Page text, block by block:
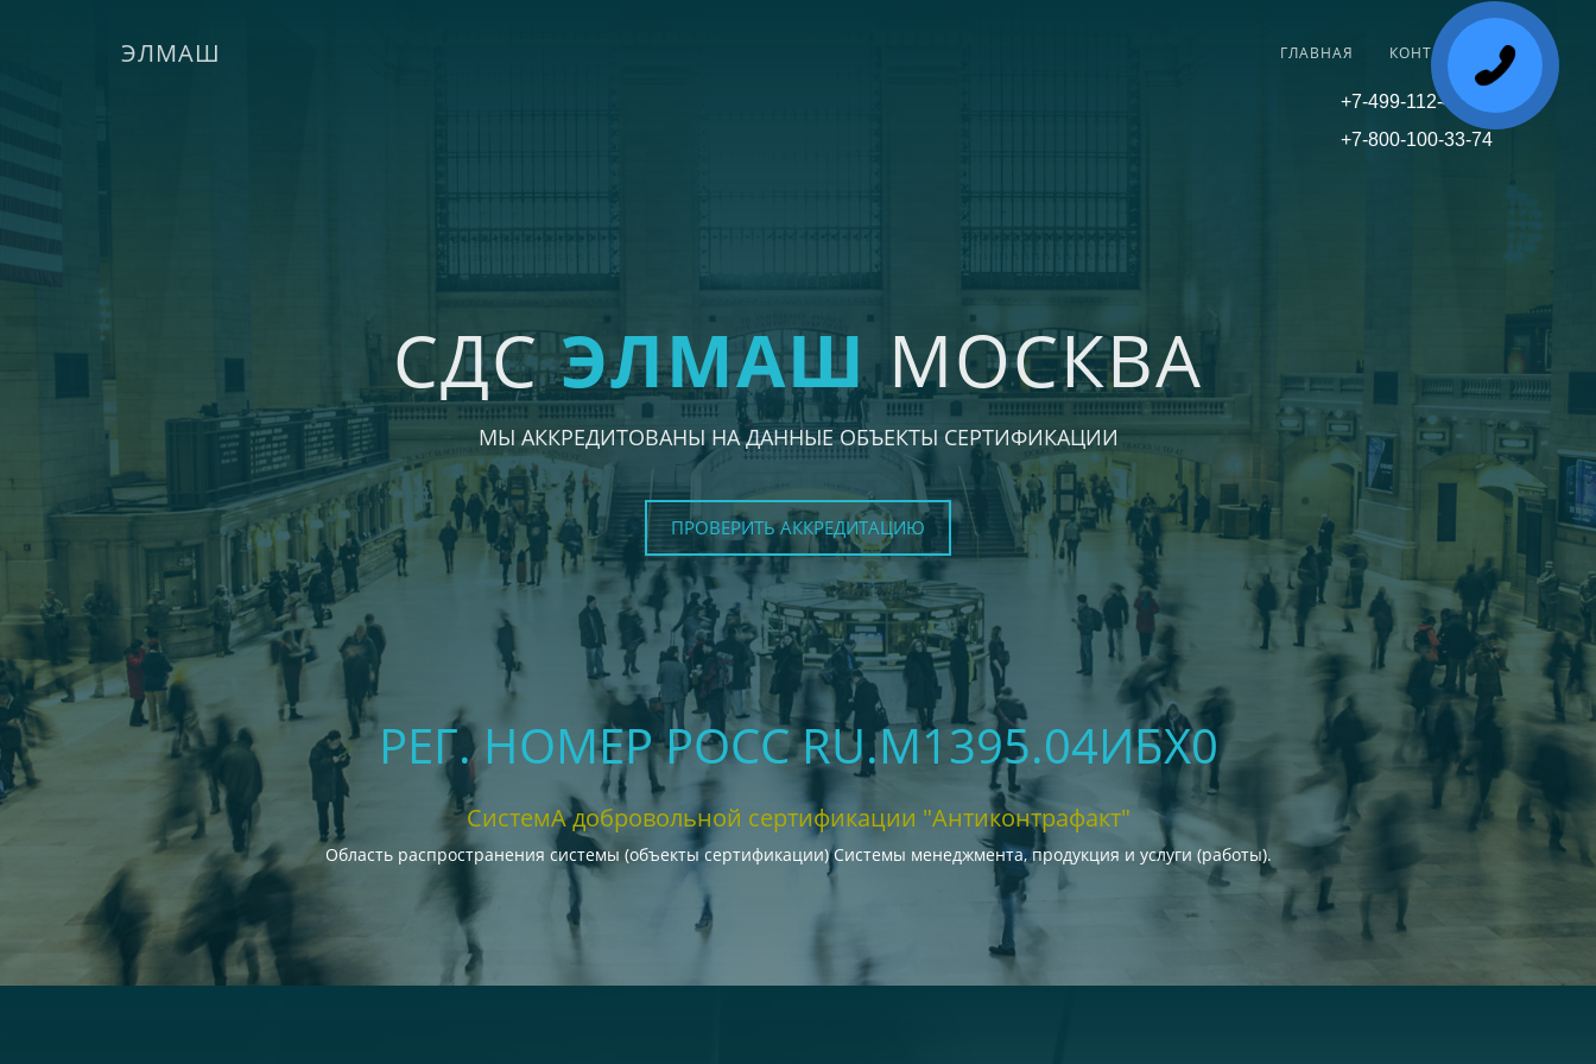
ЭЛМАШ ГЛАВНАЯ КОНТАКТЫ
СДСЭЛМАШМОСКВА
МЫ АККРЕДИТОВАНЫ НА ДАННЫЕ ОБЪЕКТЫ СЕРТИФИКАЦИИ
ПРОВЕРИТЬ АККРЕДИТАЦИЮ
РЕГ. НОМЕР РОСС RU.М1395.04ИБХ0
СистемА добровольной сертификации "Антиконтрафакт"
Область распространения системы (объекты сертификации) Системы менеджмента, продукция и услуги (работы).
+7-499-112-45-81
+7-800-100-33-74